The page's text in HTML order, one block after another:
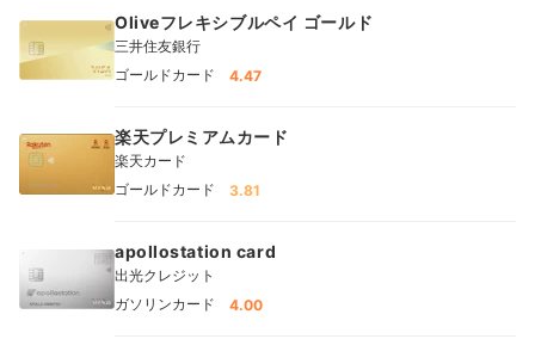
Oliveフレキシブルペイ ゴールド
三井住友銀行
ゴールドカード
4.47
楽天プレミアムカード
楽天カード
ゴールドカード
3.81
apollostation card
出光クレジット
ガソリンカード
4.00